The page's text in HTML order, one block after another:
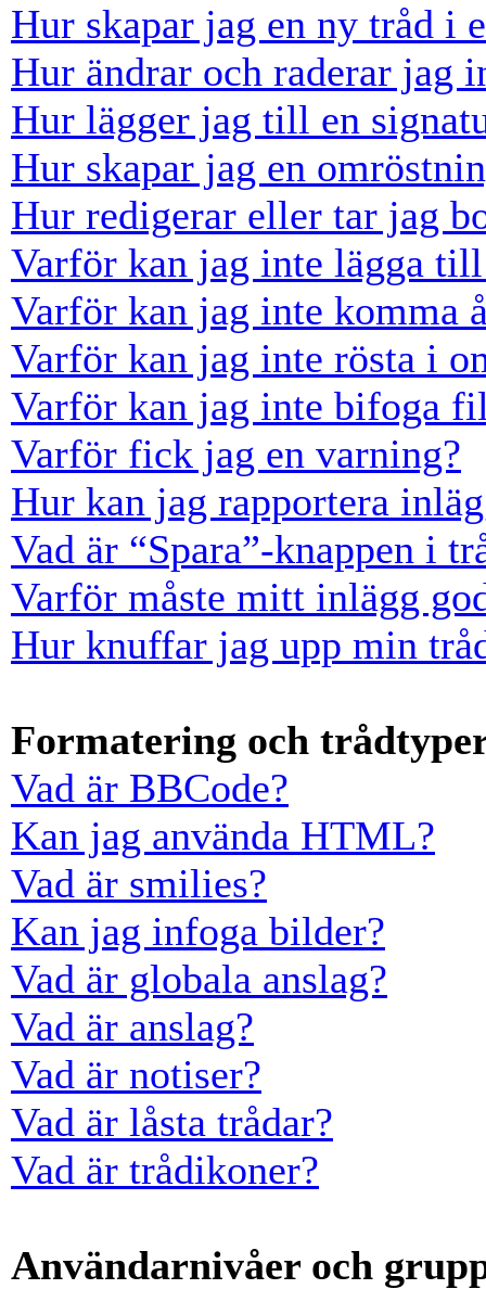
Hur skapar jag en ny tråd i
Hur ändrar och raderar jag
Hur lägger jag till en
Hur skapar jag en
Hur redigerar eller tar jag
Varför kan jag inte lägga
Varför kan jag inte komma
Varför kan jag inte rösta i
Varför kan jag inte bifoga
Varför fick jag en varning?
Hur kan jag rapportera
Vad är “Spara”-knappen i
Varför måste mitt inlägg
Hur knuffar jag upp min
Formatering och
Vad är BBCode?
Kan jag använda HTML?
Vad är smilies?
Kan jag infoga bilder?
Vad är globala anslag?
Vad är anslag?
Vad är notiser?
Vad är låsta trådar?
Vad är trådikoner?
Användarnivåer och